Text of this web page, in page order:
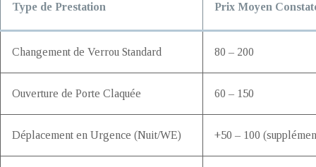
Type de Prestation Prix Moyen
Changement de Verrou Standard 80 – 200
Ouverture de Porte Claquée 60 – 150
Déplacement en Urgence (Nuit/WE) +50 – 100